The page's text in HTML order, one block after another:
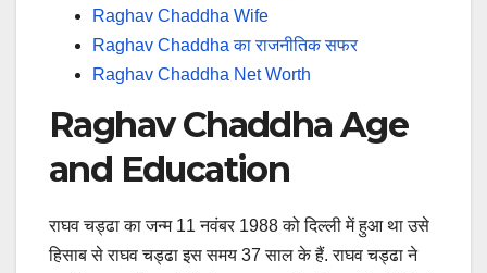
Raghav Chaddha Wife
Raghav Chaddha का राजनीतिक सफर
Raghav Chaddha Net Worth
Raghav Chaddha Age
and Education
राघव चड्ढा का जन्म 11 नवंबर 1988 को दिल्ली में हुआ था उसे
हिसाब से राघव चड्ढा इस समय 37 साल के हैं. राघव चड्ढा ने